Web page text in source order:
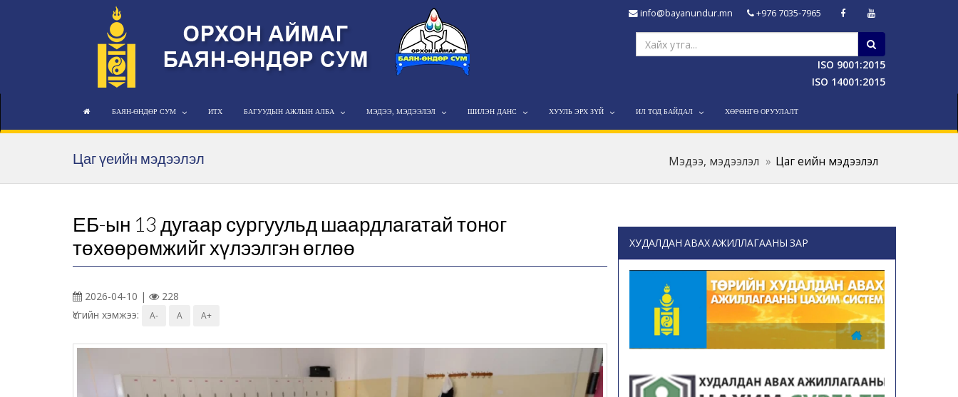
info@bayanundur.mn +976 7035-7965
ISO 9001:2015
ISO 14001:2015
БАЯН-ӨНДӨР СУМ ИТХ БАГУУДЫН АЖЛЫН АЛБА МЭДЭЭ, МЭДЭЭЛЭЛ ШИЛЭН ДАНС ХУУЛЬ ЭРХ ЗҮЙ ИЛ ТОД БАЙДАЛ ХӨРӨНГӨ ОРУУЛАЛТ
Цаг үеийн мэдээлэл Мэдээ, мэдээлэл Цаг үеийн мэдээлэл
ЕБ-ын 13 дугаар сургуульд шаардлагатай тоног
төхөөрөмжийг хүлээлгэн өглөө
2026-04-10 |
228
Үсгийн хэмжээ:
A- A A+
ХУДАЛДАН АВАХ АЖИЛЛАГААНЫ ЗАР